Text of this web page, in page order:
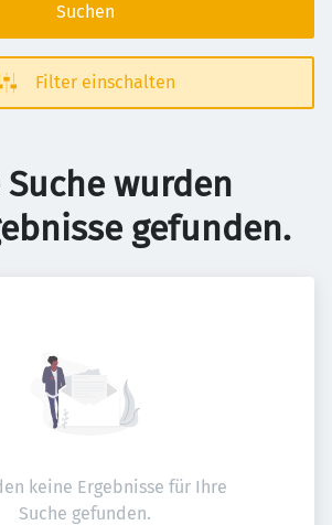
Suchen
Filter einschalten
Suche wurden
gefunden.
keine Ergebnisse für Ihre
Suche gefunden.